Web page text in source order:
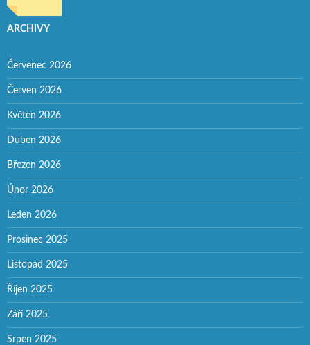
ARCHIVY
Červenec 2026
Červen 2026
Květen 2026
Duben 2026
Březen 2026
Únor 2026
Leden 2026
Prosinec 2025
Listopad 2025
Říjen 2025
Září 2025
Srpen 2025